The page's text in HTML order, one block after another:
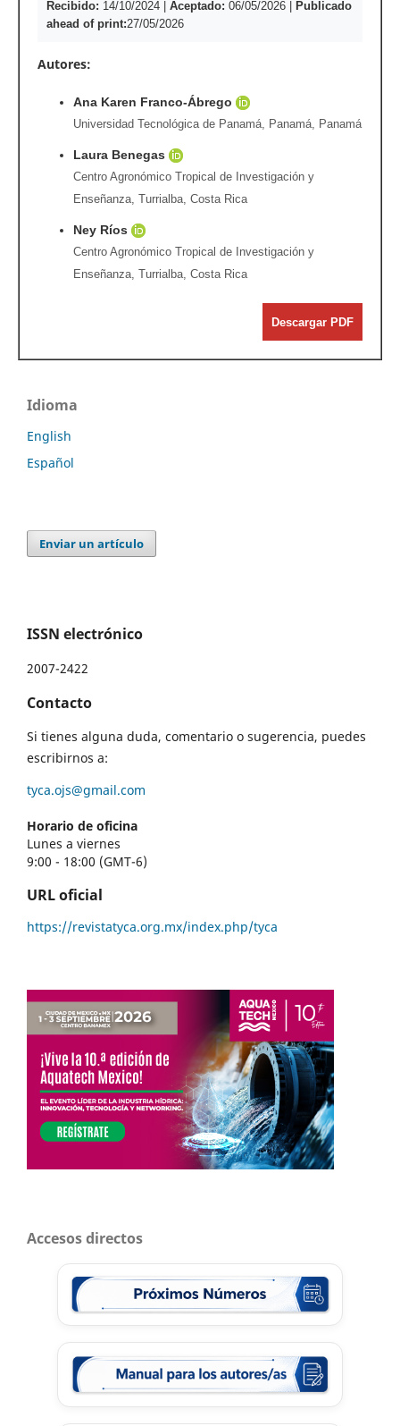
Recibido: 14/10/2024| Aceptado: 06/05/2026|
Publicado
ahead of print:27/05/2026
Autores:
Ana Karen Franco-Ábrego
Universidad Tecnológica de Panamá, Panamá, Panamá
Laura Benegas
Centro Agronómico Tropical de Investigación y
Enseñanza, Turrialba, Costa Rica
Ney Ríos
Centro Agronómico Tropical de Investigación y
Enseñanza, Turrialba, Costa Rica
Descargar PDF
Idioma
English
Español
Enviar un artículo
ISSN electrónico
2007-2422
Contacto
Si tienes alguna duda, comentario o sugerencia, puedes
escribirnos a:
tyca.ojs@gmail.com
Horario de oficina
Lunes a viernes
9:00 - 18:00 (GMT-6)
URL oficial
https://revistatyca.org.mx/index.php/tyca
Accesos directos